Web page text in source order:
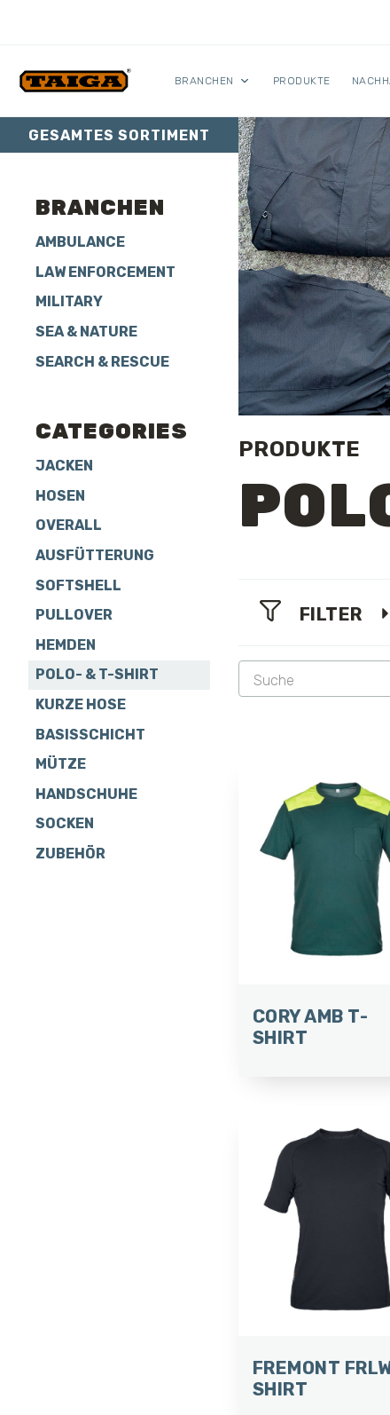
BRANCHEN PRODUKTE
GESAMTES SORTIMENT
BRANCHEN
AMBULANCE
LAW ENFORCEMENT
MILITARY
SEA & NATURE
SEARCH & RESCUE
CATEGORIES
JACKEN
HOSEN
OVERALL
AUSFÜTTERUNG
SOFTSHELL
PULLOVER
HEMDEN
POLO- & T-SHIRT
KURZE HOSE
BASISSCHICHT
MÜTZE
HANDSCHUHE
SOCKEN
ZUBEHÖR
PRODUKTE
FILTER
CORY AMB T-
SHIRT
FREMONT
SHIRT